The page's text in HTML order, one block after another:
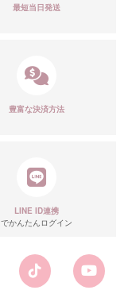
最短当日発送
豊富な決済方法
LINE ID連携
でかんたんログイン